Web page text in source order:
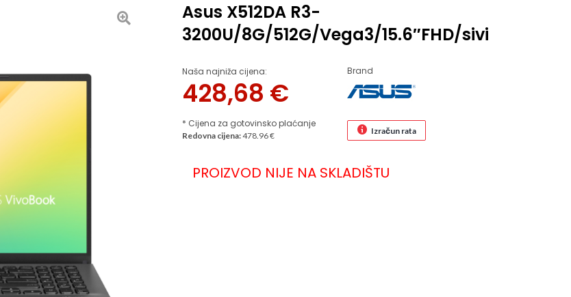
Asus X512DA R3-
3200U/8G/512G/Vega3/15.6″FHD/sivi
Naša najniža cijena:
428,68 €
* Cijena za gotovinsko plaćanje
Brand
Redovna cijena:478.96 € Izračun rata
PROIZVOD NIJE NA SKLADIŠTU